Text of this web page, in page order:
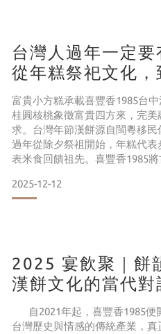
台灣人過年一定要
從年糕祭祀文化，
方糕的富貴新日常
富貴小方糕承載喜豐香1985台
桂圓核桃象徵富貴四方來，完
求。台灣年節漢餅源自閩粵移民
過年從除夕祭祖開始，年糕代
表米食回饋祖先。喜豐香1985
食。此設計契合當代台灣市場，
性。 台中沙鹿喜豐香1985二代
2025-12-12
2025 宴飲聚｜餅
漢餅文化的當代對
自2021年起，喜豐香1985便
台灣歷史與情感的傳統產業，